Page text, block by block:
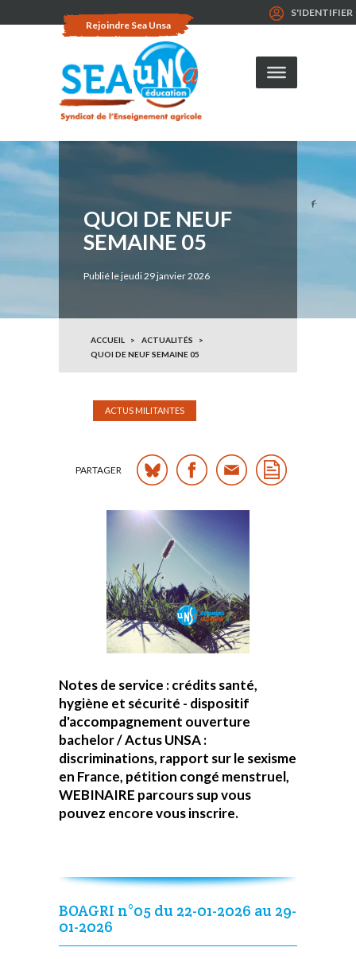
Rejoindre Sea Unsa
S'IDENTIFIER
QUOI DE NEUF
SEMAINE 05
Publié le jeudi 29 janvier 2026
ACCUEIL
ACTUALITÉS
QUOI DE NEUF SEMAINE 05
ACTUS MILITANTES
PARTAGER
Notes de service : crédits santé,
hygiène et sécurité - dispositif
d'accompagnement ouverture
bachelor / Actus UNSA :
discriminations, rapport sur le sexisme
en France, pétition congé menstruel,
WEBINAIRE parcours sup vous
pouvez encore vous inscrire.
BOAGRI n°05 du 22-01-2026 au 29-
01-2026